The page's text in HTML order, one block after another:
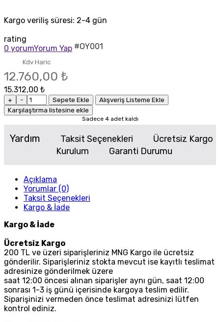
Kargo veriliş süresi: 2-4 gün
rating
0 yorumYorum Yap #OY001
Kdv Haric
12.760,00 ₺
15.312,00 ₺
+ - Sepete Ekle
Alışveriş Listeme Ekle
Karşılaştırma listesine ekle
Sadece 4 adet kaldı
Yardım Taksit Seçenekleri
Ücretsiz Kargo
Kurulum
Garanti Durumu
Açıklama
Yorumlar (0)
Taksit Seçenekleri
Kargo & İade
Kargo & İade
Ücretsiz Kargo
200 TL ve üzeri siparişleriniz MNG Kargo ile ücretsiz
gönderilir. Siparişleriniz stokta mevcut ise kayıtlı teslimat
adresinize gönderilmek üzere
saat 12:00 öncesi alınan siparişler aynı gün, saat 12:00
sonrası 1-3 iş günü içerisinde kargoya teslim edilir.
Siparişinizi vermeden önce teslimat adresinizi lütfen
kontrol ediniz.